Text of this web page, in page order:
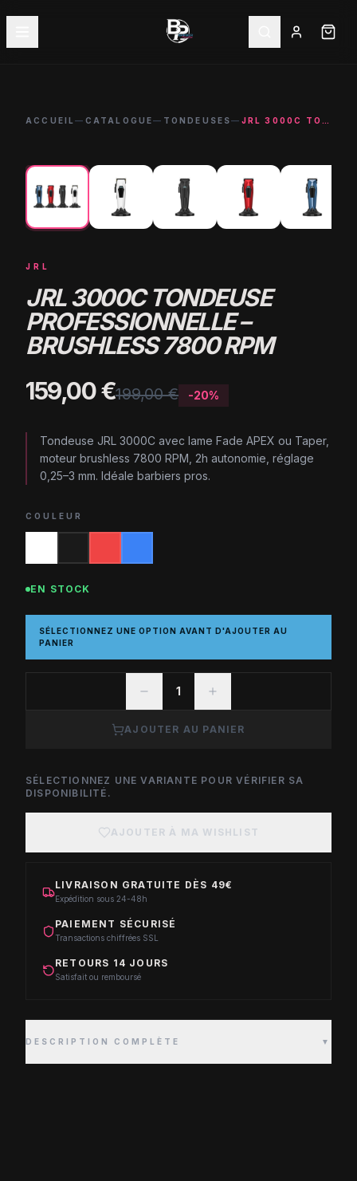
ACCUEIL— CATALOGUE— TONDEUSES— JRL 3000C TONDEUSE PROFESSIONNELLE – BRUSHLESS 7800 RPM
NOUVEAU
-20%
JRL
JRL 3000C TONDEUSE
PROFESSIONNELLE –
BRUSHLESS 7800 RPM
159,00 €199,00 € -20%
Tondeuse JRL 3000C avec lame Fade APEX ou Taper,
moteur brushless 7800 RPM, 2h autonomie, réglage
0,25–3 mm. Idéale barbiers pros.
COULEUR
EN STOCK
SÉLECTIONNEZ UNE OPTION AVANT D'AJOUTER AU
PANIER
1
AJOUTER AU PANIER
SÉLECTIONNEZ UNE VARIANTE POUR VÉRIFIER SA
DISPONIBILITÉ.
AJOUTER À MA WISHLIST
LIVRAISON GRATUITE DÈS 49€
Expédition sous 24-48h
PAIEMENT SÉCURISÉ
Transactions chiffrées SSL
RETOURS 14 JOURS
Satisfait ou remboursé
DESCRIPTION COMPLÈTE ▼